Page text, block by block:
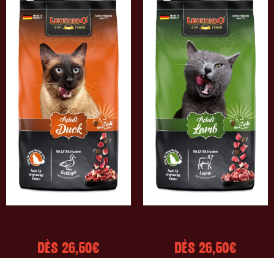
DÈS 26,50€ DÈS 26,50€